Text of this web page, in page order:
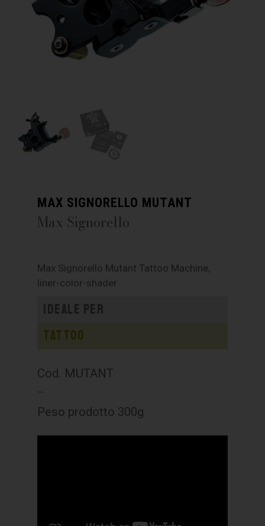
MAX SIGNORELLO MUTANT
Max Signorello
Max Signorello Mutant Tattoo Machine,
liner-color-shader
Ideale per
Tattoo
Cod. MUTANT
–
Peso prodotto 300g